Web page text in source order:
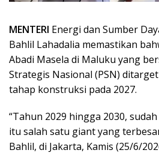
MENTERI Energi dan Sumber
Bahlil Lahadalia memastikan
Abadi Masela di Maluku yang
Strategis Nasional (PSN)
tahap konstruksi pada 2027.
“Tahun 2029 hingga 2030,
itu salah satu giant yang
Bahlil, di Jakarta, Kamis (25/6/